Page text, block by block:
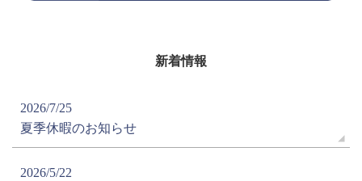
新着情報
2026/7/25
夏季休暇のお知らせ
2026/5/22